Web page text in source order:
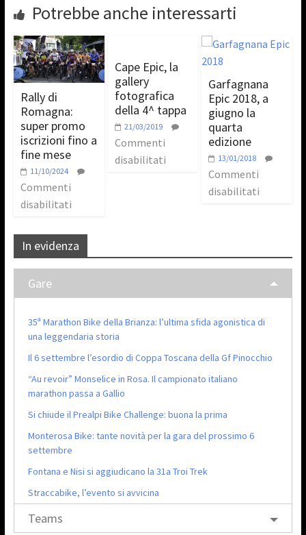
Potrebbe anche interessarti
Rally di
Romagna:
super promo
iscrizioni fino a
fine mese
11/10/2024
Commenti
disabilitati
Cape Epic, la
gallery
fotografica
della 4^ tappa
21/03/2019
Commenti
disabilitati
Garfagnana
Epic 2018, a
giugno la
quarta
edizione
13/01/2018
Commenti
disabilitati
In evidenza
Gare
35ª Marathon Bike della Brianza: l’ultima sfida agonistica di
una leggendaria storia
Il 6 settembre l’esordio di Coppa Toscana della Gf Pinocchio
“Au revoir” Monselice in Rosa. Il campionato italiano
marathon passa a Gallio
Si chiude il Prealpi Bike Challenge: buona la prima
Monterosa Bike: tante novità per la gara del prossimo 6
settembre
Fontana e Nisi si aggiudicano la 31a Troi Trek
Straccabike, l’evento si avvicina
Teams